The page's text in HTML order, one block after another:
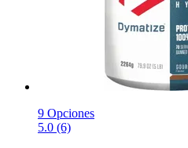
9 Opciones
5.0 (6)